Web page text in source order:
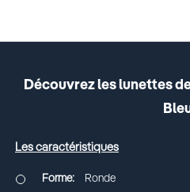
Découvrez les lunettes
Les caractéristiques
Ronde